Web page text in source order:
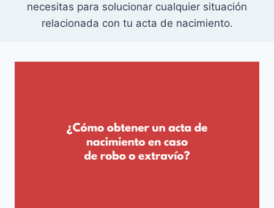
necesitas para solucionar cualquier situación
relacionada con tu acta de nacimiento.